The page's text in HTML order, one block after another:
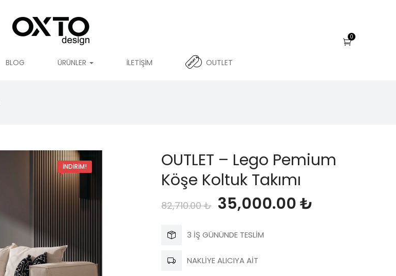
BLOG ÜRÜNLER İLETIŞIM OUTLET
0
İNDIRIM!
OUTLET – Lego Pemium
Köşe Koltuk Takımı
82,710.00₺ Orijinal
fiyat:
82,710.00 ₺.
35,000.00₺
3 İŞ GÜNÜNDE TESLİM
NAKLİYE ALICIYA AİT